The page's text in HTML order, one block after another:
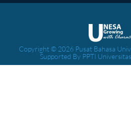
Copyright © 2026 Pusat Bahasa
Supported By PPTI